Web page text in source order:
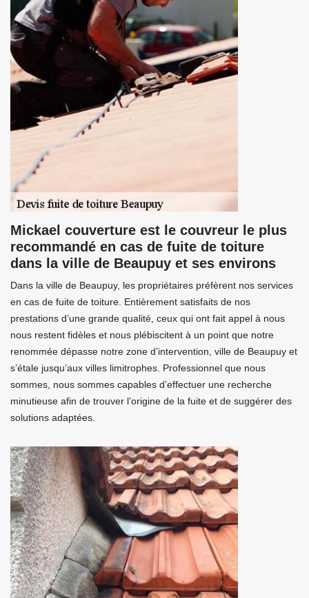
Mickael couverture est le couvreur le plus
recommandé en cas de fuite de toiture
dans la ville de Beaupuy et ses environs
Dans la ville de Beaupuy, les propriétaires préfèrent nos services
en cas de fuite de toiture. Entièrement satisfaits de nos
prestations d’une grande qualité, ceux qui ont fait appel à nous
nous restent fidèles et nous plébiscitent à un point que notre
renommée dépasse notre zone d’intervention, ville de Beaupuy et
s’étale jusqu’aux villes limitrophes. Professionnel que nous
sommes, nous sommes capables d’effectuer une recherche
minutieuse afin de trouver l’origine de la fuite et de suggérer des
solutions adaptées.